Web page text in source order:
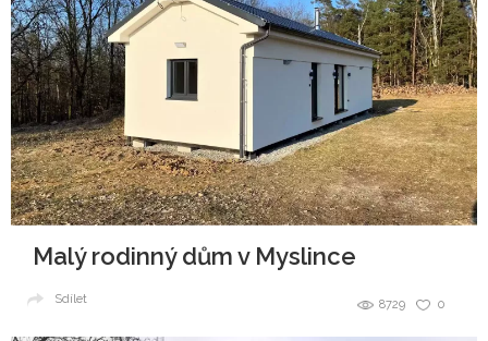
Malý rodinný dům v Myslince
0
8729
Sdílet